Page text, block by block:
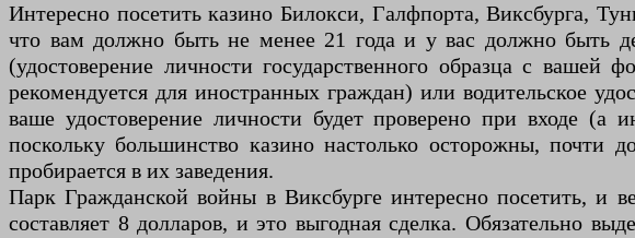
Интересно посетить казино Билокси, Галфпорта, Виксбурга,
что вам должно быть не менее 21 года и у вас должно быть
(удостоверение личности государственного образца с вашей
рекомендуется для иностранных граждан) или водительское
ваше удостоверение личности будет проверено при входе (а
поскольку большинство казино настолько осторожны, почти
пробирается в их заведения.
Парк Гражданской войны в Виксбурге интересно посетить, и
составляет 8 долларов, и это выгодная сделка. Обязательно